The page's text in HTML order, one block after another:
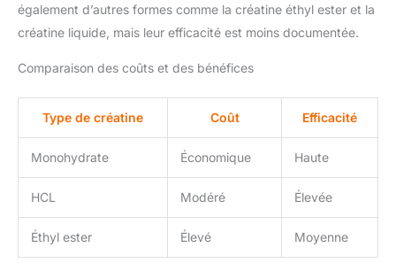
également d’autres formes comme la créatine éthyl ester et la
créatine liquide, mais leur efficacité est moins documentée.
Comparaison des coûts et des bénéfices
Type de créatine Coût Efficacité
Monohydrate Économique Haute
HCL Modéré Élevée
Éthyl ester Élevé Moyenne